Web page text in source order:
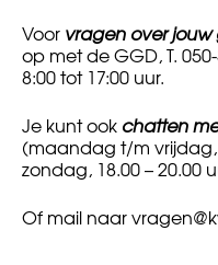
Voor vragen over
op met de GGD, T.
8:00 tot 17:00 uur.
Je kunt ook chatten
(maandag t/m vrijdag,
zondag, 18.00 – 20.00
Of mail naar